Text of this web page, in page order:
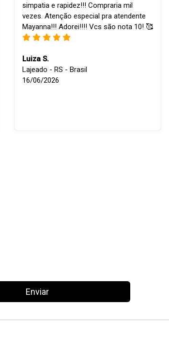
simpatia e rapidez!!! Compraria mil
vezes. Atenção especial pra atendente
Mayanna!!! Adorei!!!! Vcs são nota 10! 🥰
Luiza S.
Lajeado - RS - Brasil
16/06/2026
Enviar